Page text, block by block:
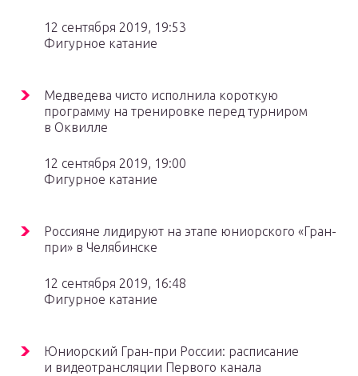
12 сентября 2019, 19:53
Фигурное катание
Медведева чисто исполнила короткую
программу на тренировке перед турниром
в Оквилле
12 сентября 2019, 19:00
Фигурное катание
Россияне лидируют на этапе юниорского «Гран-
при» в Челябинске
12 сентября 2019, 16:48
Фигурное катание
Юниорский Гран-при России: расписание
и видеотрансляции Первого канала